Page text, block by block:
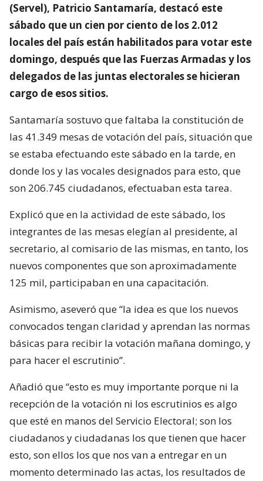
(Servel), Patricio Santamaría, destacó este
sábado que un cien por ciento de los 2.012
locales del país están habilitados para votar este
domingo, después que las Fuerzas Armadas y los
delegados de las juntas electorales se hicieran
cargo de esos sitios.
Santamaría sostuvo que faltaba la constitución de
las 41.349 mesas de votación del país, situación que
se estaba efectuando este sábado en la tarde, en
donde los y las vocales designados para esto, que
son 206.745 ciudadanos, efectuaban esta tarea.
Explicó que en la actividad de este sábado, los
integrantes de las mesas elegían al presidente, al
secretario, al comisario de las mismas, en tanto, los
nuevos componentes que son aproximadamente
125 mil, participaban en una capacitación.
Asimismo, aseveró que “la idea es que los nuevos
convocados tengan claridad y aprendan las normas
básicas para recibir la votación mañana domingo, y
para hacer el escrutinio”.
Añadió que “esto es muy importante porque ni la
recepción de la votación ni los escrutinios es algo
que esté en manos del Servicio Electoral; son los
ciudadanos y ciudadanas los que tienen que hacer
esto, son ellos los que nos van a entregar en un
momento determinado las actas, los resultados de